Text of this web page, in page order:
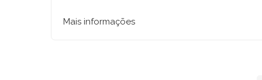
Mais informações